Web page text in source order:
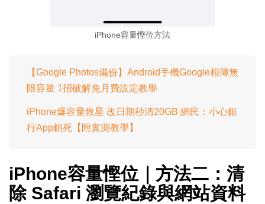
iPhone容量慳位方法
【Google Photos備份】Android手機Google相簿無
限容量 1招破解免月費設定教學
iPhone爆容量救星 改日期秒清20GB 網民：小心銀
行App鎖死【附實測教學】
iPhone容量慳位｜方法二：清
除 Safari 瀏覽紀錄與網站資料